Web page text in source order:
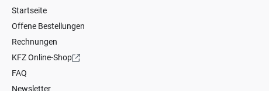
Startseite
Offene Bestellungen
Rechnungen
KFZ Online-Shop
FAQ
Newsletter